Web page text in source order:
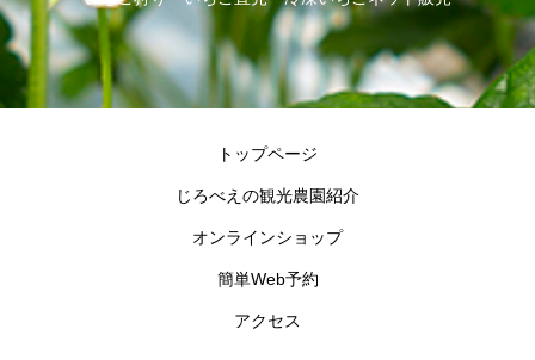
トップページ
じろべえの観光農園紹介
オンラインショップ
簡単Web予約
アクセス